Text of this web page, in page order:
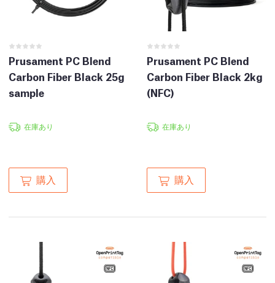
Prusament PC Blend
Carbon Fiber Black 25g
sample
在庫あり
購入
Prusament PC Blend
Carbon Fiber Black 2kg
(NFC)
在庫あり
購入